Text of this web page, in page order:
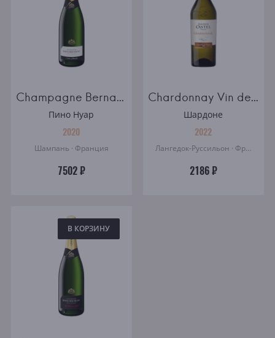
Champagne Bernard Remy Carte Blanche brut
Пино Нуар
2020
Шампань · Франция
7502 ₽
Chardonnay Vin de France Maison Castel
Шардоне
2022
Лангедок-Руссильон · Франция
2186 ₽
В КОРЗИНУ